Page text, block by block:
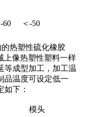
60 ＜-50
的热塑性硫化橡胶
上像热塑性塑料一样
等成型加工，加工温
品温度可设定低一
下：
模头